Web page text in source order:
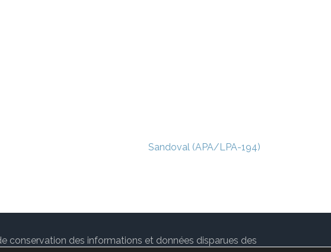
Sandoval (APA/LPA-194)
conservation des informations et données disparues des